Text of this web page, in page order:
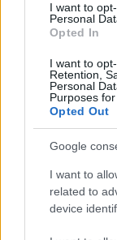
I want to
Personal
Opted In
I want to
Retention,
Personal
Purposes
Opted Out
Google
I want to
related to
device